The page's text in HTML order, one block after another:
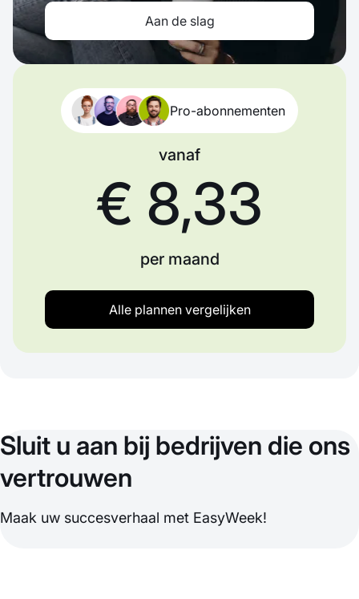
Aan de slag
Pro-abonnementen
vanaf
€ 8,33
per maand
Alle plannen vergelijken
Sluit u aan bij bedrijven die ons
vertrouwen
Maak uw succesverhaal met EasyWeek!